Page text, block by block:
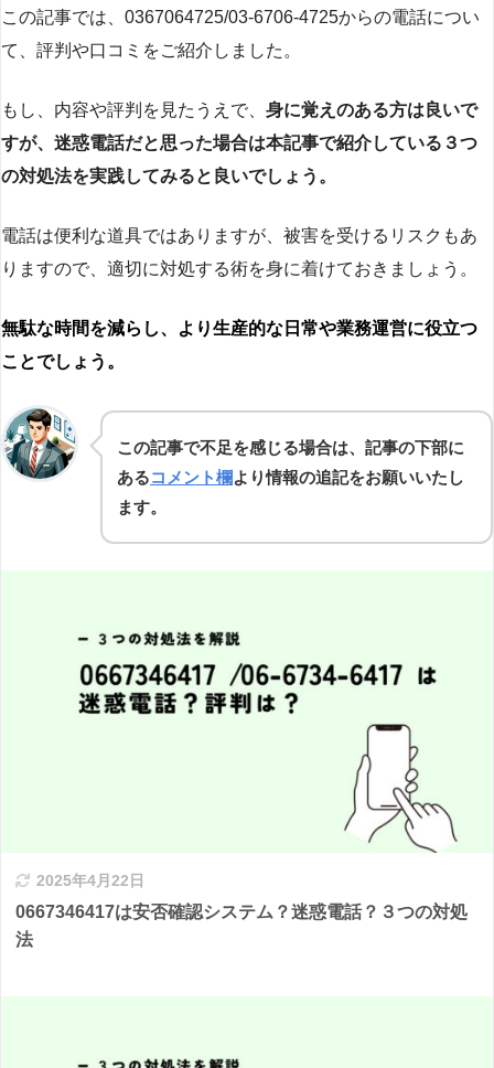
この記事では、0367064725/03-6706-4725からの電話につい
て、評判や口コミをご紹介しました。
もし、内容や評判を見たうえで、 身に覚えのある方は良いで
すが、迷惑電話だと思った場合は本記事で紹介している３つ
の対処法を実践してみると良いでしょう。
電話は便利な道具ではありますが、被害を受けるリスクもあ
りますので、適切に対処する術を身に着けておきましょう。
無駄な時間を減らし、より生産的な日常や業務運営に役立つ
ことでしょう。
この記事で不足を感じる場合は、記事の下部に
あるコメント欄より情報の追記をお願いいたし
ます。
2025年4月22日
0667346417は安否確認システム？迷惑電話？３つの対処
法